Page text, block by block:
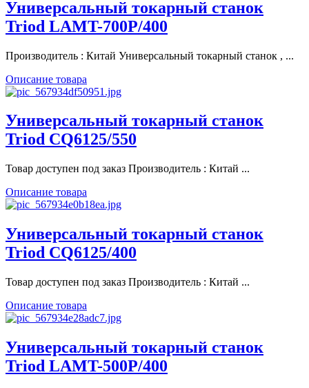
Универсальный токарный станок
Triod LAMT-700P/400
Производитель : Китай Универсальный токарный станок , ...
Описание товара
Универсальный токарный станок
Triod CQ6125/550
Товар доступен под заказ Производитель : Китай ...
Описание товара
Универсальный токарный станок
Triod CQ6125/400
Товар доступен под заказ Производитель : Китай ...
Описание товара
Универсальный токарный станок
Triod LAMT-500P/400